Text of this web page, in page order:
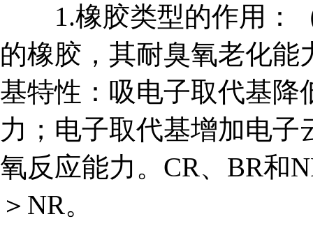
1.橡胶类型的作用：（
的橡胶，其耐臭氧老化能
基特性：吸电子取代基降
力；电子取代基增加电
氧反应能力。CR、BR和
＞NR。